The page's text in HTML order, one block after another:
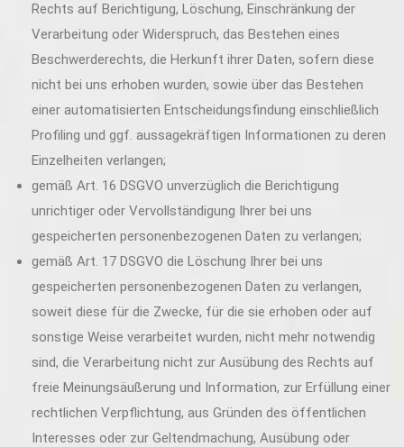
Rechts auf Berichtigung, Löschung, Einschränkung der
Verarbeitung oder Widerspruch, das Bestehen eines
Beschwerderechts, die Herkunft ihrer Daten, sofern diese
nicht bei uns erhoben wurden, sowie über das Bestehen
einer automatisierten Entscheidungsfindung einschließlich
Profiling und ggf. aussagekräftigen Informationen zu deren
Einzelheiten verlangen;
gemäß Art. 16 DSGVO unverzüglich die Berichtigung
unrichtiger oder Vervollständigung Ihrer bei uns
gespeicherten personenbezogenen Daten zu verlangen;
gemäß Art. 17 DSGVO die Löschung Ihrer bei uns
gespeicherten personenbezogenen Daten zu verlangen,
soweit diese für die Zwecke, für die sie erhoben oder auf
sonstige Weise verarbeitet wurden, nicht mehr notwendig
sind, die Verarbeitung nicht zur Ausübung des Rechts auf
freie Meinungsäußerung und Information, zur Erfüllung einer
rechtlichen Verpflichtung, aus Gründen des öffentlichen
Interesses oder zur Geltendmachung, Ausübung oder